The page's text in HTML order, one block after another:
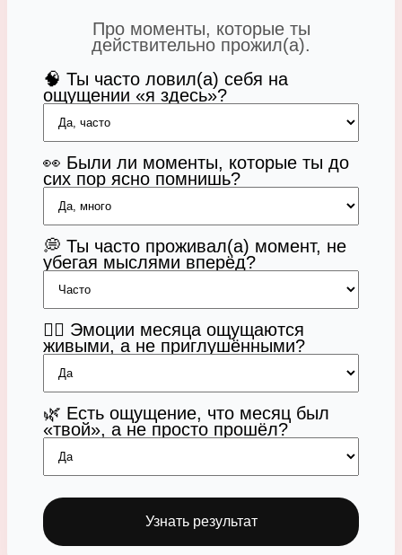
Про моменты, которые ты
действительно прожил(а).
🧠 Ты часто ловил(а) себя на
ощущении «я здесь»?
👀 Были ли моменты, которые ты до
сих пор ясно помнишь?
💭 Ты часто проживал(а) момент, не
убегая мыслями вперёд?
😮‍💨 Эмоции месяца ощущаются
живыми, а не приглушёнными?
🌿 Есть ощущение, что месяц был
«твой», а не просто прошёл?
Узнать результат